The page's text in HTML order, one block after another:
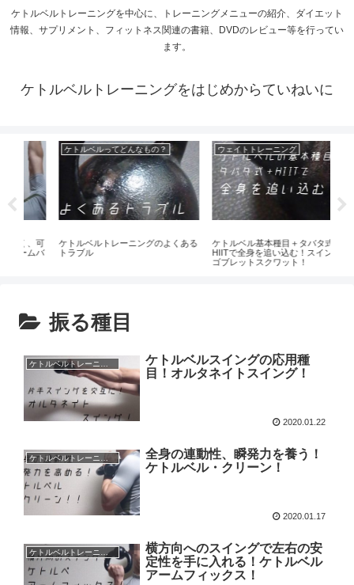
ケトルベルトレーニングを中心に、トレーニングメニューの紹介、ダイエット
情報、サプリメント、フィットネス関連の書籍、DVDのレビュー等を行ってい
ます。
ケトルベルトレーニングをはじめからていねいに
ケトルベルってどんなもの？
ケトルベルトレーニングのよくある
トラブル
ウェイトトレーニング
ケトルベル基本種目＋タバタ式＋
HIITで全身を追い込む！スイング＆
ゴブレットスクワット！
振る種目
ケトルベルスイングの応用種
目！オルタネイトスイング！
2020.01.22
全身の連動性、瞬発力を養う！
ケトルベル・クリーン！
2020.01.17
横方向へのスイングで左右の安
定性を手に入れる！ケトルベル
アームフィックス！